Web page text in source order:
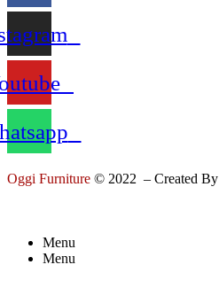
Oggi Furniture © 2022 – Created By
Menu
Menu